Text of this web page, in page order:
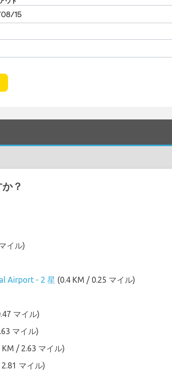
？
イル)
Airport - 2 星 (0.4 KM / 0.25 マイル)
マイル)
マイル)
KM / 2.63 マイル)
マイル)